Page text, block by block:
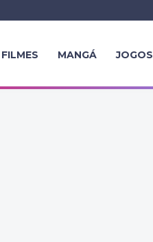
FILMES MANGÁ JOGOS